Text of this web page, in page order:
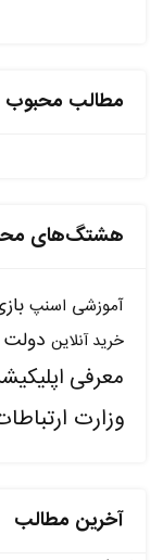
مطالب محبوب
هشتگ‌های
آموزشی اسنپ
خرید آنلاین دولت
معرفی
وزارت
آخرین مطالب